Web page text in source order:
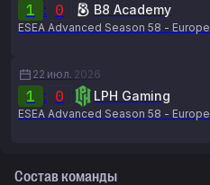
1 : 0 B8 Academy
ESEA Advanced Season 58 - Europe
22 июл. 2026
1 : 0 LPH Gaming
ESEA Advanced Season 58 - Europe
Состав команды